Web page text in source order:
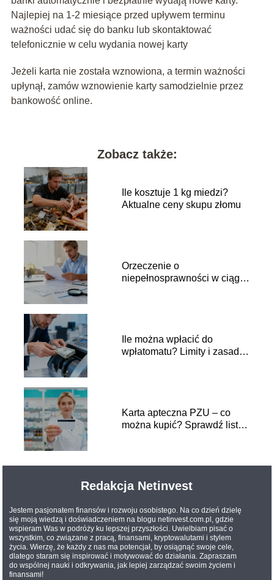
Najlepiej na 1-2 miesiące przed upływem terminu
ważności udać się do banku lub skontaktować
telefonicznie w celu wydania nowej karty
Jeżeli karta nie została wznowiona, a termin ważności
upłynął, zamów wznowienie karty samodzielnie przez
bankowość online.
Zobacz także:
Ile kosztuje 1 kg miedzi?
Aktualne ceny skupu złomu
Orzeczenie o
niepełnosprawności w ciągu
Ile można wpłacić do
wpłatomatu? Limity i zasady
Karta apteczna PZU – co
można kupić? Sprawdź listę
Redakcja Netinvest
Jestem pasjonatem finansów i rozwoju osobistego. Na co dzień dzielę
się moją wiedzą i doświadczeniem na blogu netinvest.com.pl, gdzie
wspieram Was w podróży ku lepszej przyszłości. Uwielbiam pisać o
wszystkim, co związane z pracą, finansami, kryptowalutami i stylem
życia. Wierzę, że każdy z nas ma potencjał, by osiągnąć swoje cele,
dlatego staram się inspirować i motywować do działania. Zapraszam
do wspólnej nauki i odkrywania, jak lepiej zarządzać swoim życiem i
finansami!